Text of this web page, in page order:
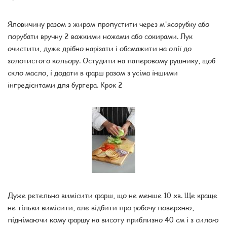
Яловичину разом з жиром пропустити через м'ясорубку або
порубати вручну 2 важкими ножами або сокирами. Лук
очистити, дуже дрібно нарізати і обсмажити на олії до
золотистого кольору. Остудити на паперовому рушнику, щоб
скло масло, і додати в фарш разом з усіма іншими
інгредієнтами для бургера. Крок 2
Дуже ретельно вимісити фарш, що не менше 10 хв. Ще краще
не тільки вимісити, але відбити про робочу поверхню,
піднімаючи кому фаршу на висоту приблизно 40 см і з силою